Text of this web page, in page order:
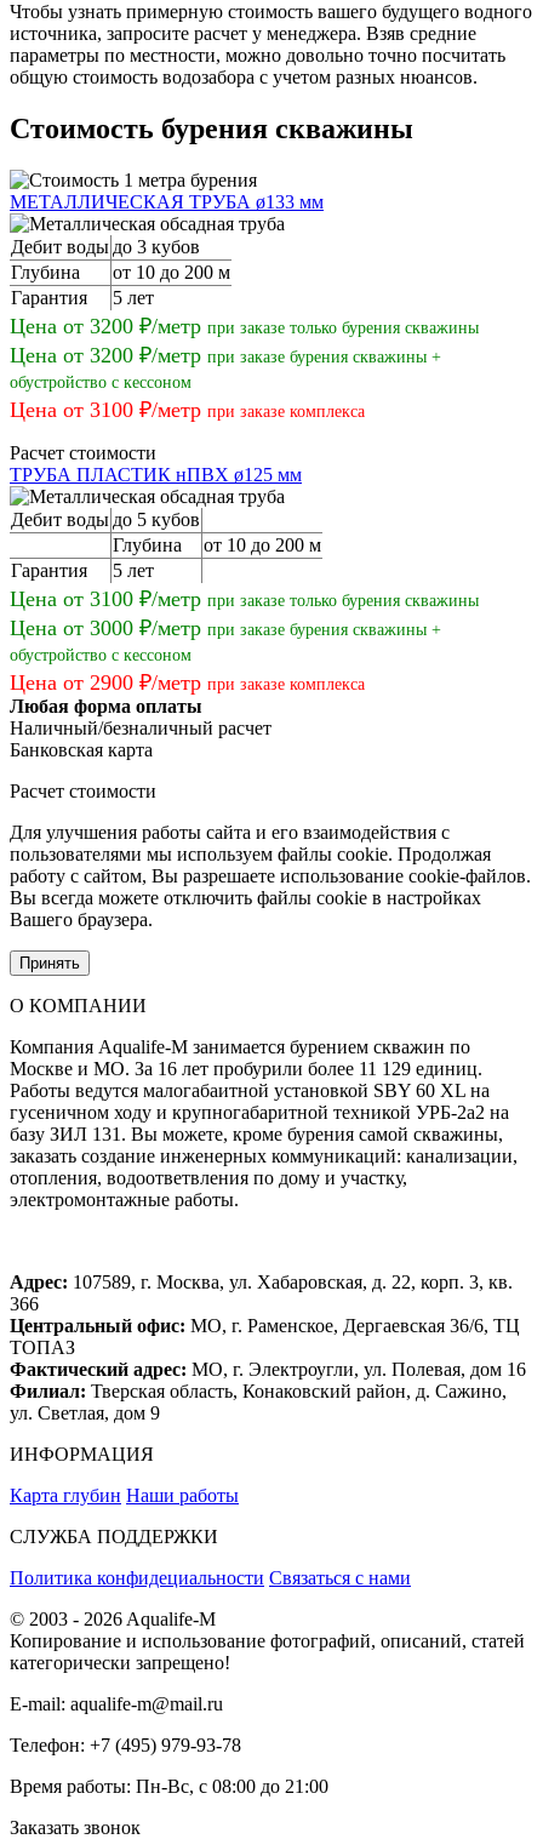
Чтобы узнать примерную стоимость вашего будущего водного
источника, запросите расчет у менеджера. Взяв средние
параметры по местности, можно довольно точно посчитать
общую стоимость водозабора с учетом разных нюансов.
Стоимость бурения скважины
МЕТАЛЛИЧЕСКАЯ ТРУБА ø133 мм
Дебит воды до 3 кубов
Глубина
от 10 до 200 м
Гарантия
5 лет
Цена от 3200 ₽/метр при заказе только бурения скважины
Цена от 3200 ₽/метр при заказе бурения скважины +
обустройство с кессоном
Цена от 3100 ₽/метр при заказе комплекса
Расчет стоимости
ТРУБА ПЛАСТИК нПВХ ø125 мм
Дебит воды до 5 кубов
Глубина
от 10 до 200 м
Гарантия
5 лет
Цена от 3100 ₽/метр при заказе только бурения скважины
Цена от 3000 ₽/метр при заказе бурения скважины +
обустройство с кессоном
Цена от 2900 ₽/метр при заказе комплекса
Любая форма оплаты
Наличный/безналичный расчет
Банковская карта
Расчет стоимости
Для улучшения работы сайта и его взаимодействия с
пользователями мы используем файлы cookie. Продолжая
работу с сайтом, Вы разрешаете использование cookie-файлов.
Вы всегда можете отключить файлы cookie в настройках
Вашего браузера.
Принять
О КОМПАНИИ
Компания Aqualife-M занимается бурением скважин по
Москве и МО. За 16 лет пробурили более 11 129 единиц.
Работы ведутся малогабаитной установкой SBY 60 XL на
гусеничном ходу и крупногабаритной техникой УРБ-2а2 на
базу ЗИЛ 131. Вы можете, кроме бурения самой скважины,
заказать создание инженерных коммуникаций: канализации,
отопления, водоответвления по дому и участку,
электромонтажные работы.
Адрес: 107589, г. Москва, ул. Хабаровская, д. 22, корп. 3, кв.
366
Центральный офис: МО, г. Раменское, Дергаевская 36/6, ТЦ
ТОПАЗ
Фактический адрес: МО, г. Электроугли, ул. Полевая, дом 16
Филиал: Тверская область, Конаковский район, д. Сажино,
ул. Светлая, дом 9
ИНФОРМАЦИЯ
Карта глубин Наши работы
СЛУЖБА ПОДДЕРЖКИ
Политика конфидециальности Связаться с нами
© 2003 - 2026 Aqualife-M
Копирование и использование фотографий, описаний, статей
категорически запрещено!
E-mail: aqualife-m@mail.ru
Телефон: +7 (495) 979-93-78
Время работы: Пн-Вс, с 08:00 до 21:00
Заказать звонок